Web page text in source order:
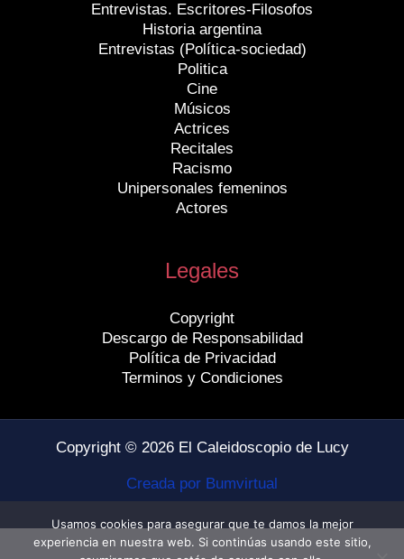
Entrevistas. Escritores-Filosofos
Historia argentina
Entrevistas (Política-sociedad)
Politica
Cine
Músicos
Actrices
Recitales
Racismo
Unipersonales femeninos
Actores
Legales
Copyright
Descargo de Responsabilidad
Política de Privacidad
Terminos y Condiciones
Copyright © 2026 El Caleidoscopio de Lucy
Creada por Bumvirtual
Usamos cookies para asegurar que te damos la mejor
experiencia en nuestra web. Si continúas usando este sitio,